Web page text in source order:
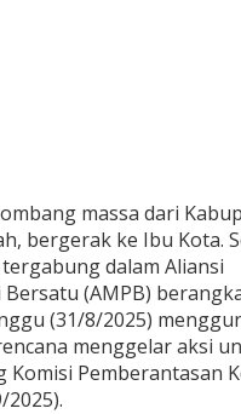
massa dari
bergerak ke Ibu Kota.
dalam Aliansi
(AMPB)
(31/8/2025)
menggelar aksi
Komisi Pemberantasan
2025).